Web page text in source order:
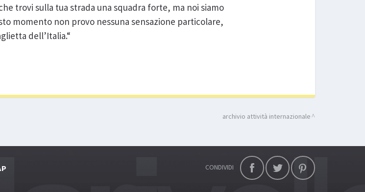
trovi sulla tua strada una squadra forte, ma noi siamo
momento non provo nessuna sensazione particolare,
dell’Italia.“
archivio attività internazionale
CONDIVIDI